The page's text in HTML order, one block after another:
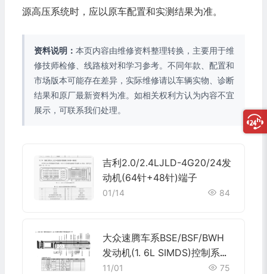
源高压系统时，应以原车配置和实测结果为准。
资料说明： 本页内容由维修资料整理转换，主要用于维
修技师检修、线路核对和学习参考。不同年款、配置和
市场版本可能存在差异，实际维修请以车辆实物、诊断
结果和原厂最新资料为准。如相关权利方认为内容不宜
展示，可联系我们处理。
吉利2.0/2.4LJLD-4G20/24发
动机(64针+48针)端子
01/14 84
大众速腾车系BSE/BSF/BWH
发动机(1. 6L SIMDS)控制系统
电脑板121针端子
11/01 75